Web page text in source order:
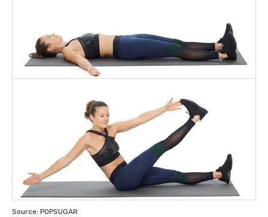
Source: POPSUGAR